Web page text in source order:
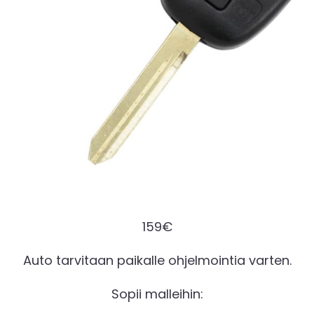
159€
Auto tarvitaan paikalle ohjelmointia varten.
Sopii malleihin: